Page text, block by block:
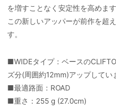
を増すことなく安定性を高めます
この新しいアッパーが前作を超
す。
■WIDEタイプ：ベースの
ズ分(周囲約12mm)アップしてい
■最適路面：ROAD
■重さ：255 g (27.0cm)